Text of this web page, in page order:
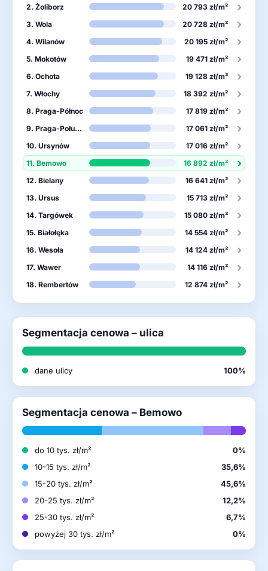
2. Żoliborz 20 793 zł/m² ›
3. Wola 20 728 zł/m² ›
4. Wilanów 20 195 zł/m² ›
5. Mokotów 19 471 zł/m² ›
6. Ochota 19 128 zł/m² ›
7. Włochy 18 392 zł/m² ›
8. Praga-Północ 17 819 zł/m² ›
9. Praga-Południe 17 061 zł/m² ›
10. Ursynów 17 016 zł/m² ›
11. Bemowo 16 892 zł/m² ›
12. Bielany 16 641 zł/m² ›
13. Ursus 15 713 zł/m² ›
14. Targówek 15 080 zł/m² ›
15. Białołęka 14 554 zł/m² ›
16. Wesoła 14 124 zł/m² ›
17. Wawer 14 116 zł/m² ›
18. Rembertów 12 874 zł/m² ›
Segmentacja cenowa – ulica
dane ulicy 100%
Segmentacja cenowa – Bemowo
do 10 tys. zł/m²
0%
10-15 tys. zł/m²
35,6%
15-20 tys. zł/m²
45,6%
20-25 tys. zł/m²
12,2%
25-30 tys. zł/m²
6,7%
powyżej 30 tys. zł/m²
0%